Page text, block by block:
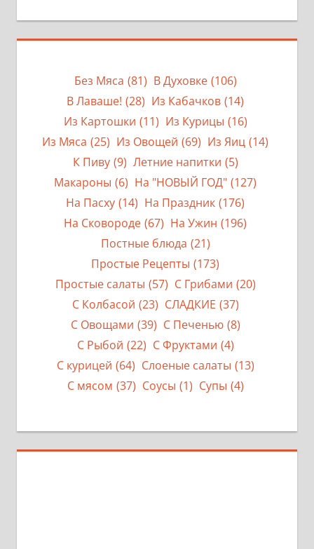
Без Мяса (81) В Духовке (106)
В Лаваше! (28) Из Кабачков (14)
Из Картошки (11) Из Курицы (16)
Из Мяса (25) Из Овощей (69) Из Яиц (14)
К Пиву (9) Летние напитки (5)
Макароны (6) На "НОВЫЙ ГОД" (127)
На Пасху (14) На Праздник (176)
На Сковороде (67) На Ужин (196)
Постные блюда (21)
Простые Рецепты (173)
Простые салаты (57) С Грибами (20)
С Колбасой (23) СЛАДКИЕ (37)
С Овощами (39) С Печенью (8)
С Рыбой (22) С Фруктами (4)
С курицей (64) Слоеные салаты (13)
С мясом (37) Соусы (1) Супы (4)